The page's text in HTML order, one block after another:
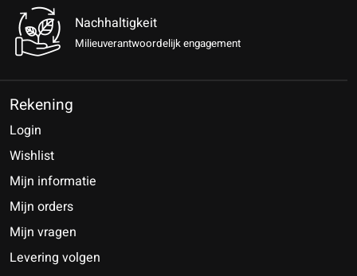
Nachhaltigkeit
Milieuverantwoordelijk engagement
Rekening
Login
Wishlist
Mijn informatie
Mijn orders
Mijn vragen
Levering volgen